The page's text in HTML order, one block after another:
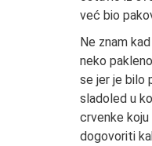
već bio
Ne znam
neko
se jer je bilo
sladoled u
crvenke
dogovoriti